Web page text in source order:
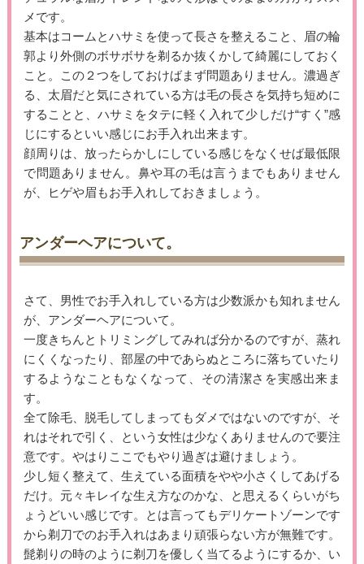
メです。
基本はコームとハサミを使って長さを整えること、眉の輪
郭より外側のボサボサを剃るか抜くかして綺麗にしておく
こと。この２つをしておけばまず問題ありません。濃過ぎ
る、太眉だと気にされている方は毛の長さを気持ち短めに
することと、ハサミをタテに軽く入れて少しだけ“すく”感
じにするといい感じにお手入れ出来ます。
顔周りは、放ったらかしにしている感じをなくせば最低限
で問題ありません。鼻や耳の毛は言うまでもありません
が、ヒゲや眉もお手入れしておきましょう。
アンダーヘアについて。
さて、男性でお手入れしている方は少数派かも知れません
が、アンダーヘアについて。
一度きちんとトリミングしてみれば分かるのですが、蒸れ
にくくなったり、部屋の中であらぬところに落ちていたり
するようなこともなくなって、その清潔さを実感出来ま
す。
全て除毛、脱毛してしまってもダメではないのですが、そ
れはそれで引く、という女性は少なくありませんので要注
意です。やはりここでもやり過ぎは避けましょう。
少し短く整えて、生えている面積をやや小さくしてあげる
だけ。元々キレイな生え方なのかな、と思えるくらいがち
ょうどいい感じです。とは言ってもデリケートゾーンです
から剃刀でのお手入れはあまり頑張らない方が無難です。
髭剃りの時のように剃刀を優しく当てるようにするか、い